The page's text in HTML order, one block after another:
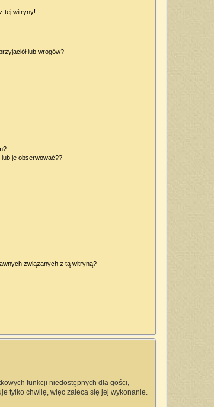
tej witryny!
lub wrogów?
je obserwować??
związanych z tą witryną?
funkcji niedostępnych dla gości,
tylko chwilę, więc zaleca się jej wykonanie.